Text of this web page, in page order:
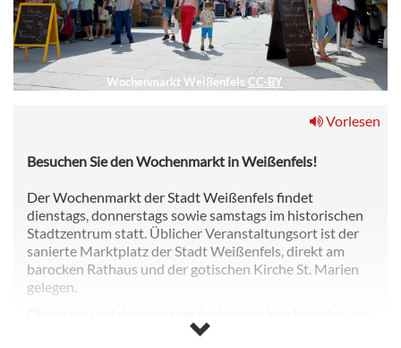
Wochenmarkt Weißenfels CC-BY
Vorlesen
Besuchen Sie den Wochenmarkt in Weißenfels!
Der Wochenmarkt der Stadt Weißenfels findet
dienstags, donnerstags sowie samstags im historischen
Stadtzentrum statt. Üblicher Veranstaltungsort ist der
sanierte Marktplatz der Stadt Weißenfels, direkt am
barocken Rathaus und der gotischen Kirche St. Marien
gelegen.
u.a. Lebensmitteln, Grün- und Schnittpflanzen,